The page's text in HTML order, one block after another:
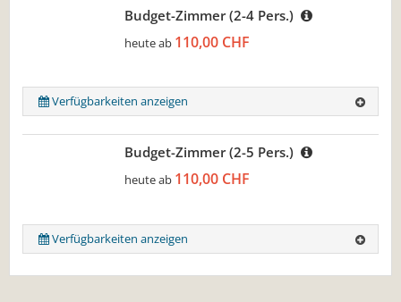
Budget-Zimmer (2-4 Pers.)
heute ab 110,00 CHF
Verfügbarkeiten anzeigen
Budget-Zimmer (2-5 Pers.)
heute ab 110,00 CHF
Verfügbarkeiten anzeigen